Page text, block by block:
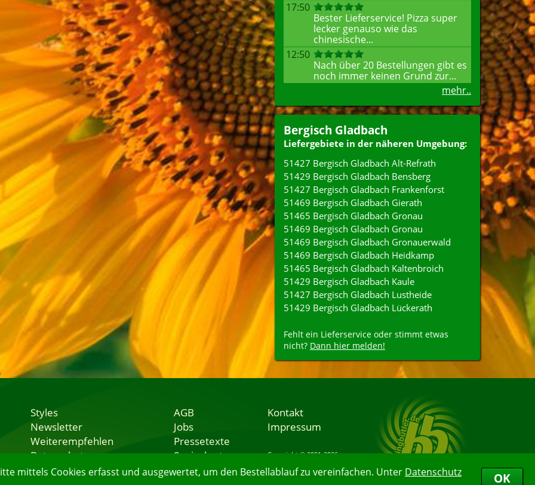
mittels Cookies erfasst und ausgewertet, um den Bestellablauf zu vereinfachen. Unter Datenschutz
OK
17:50
Bester Lieferservice! Pizza super
lecker genauso wie das
chinesische...
12:50
Nach über 20 Bestellungen gibt es
noch immer keinen Grund zur...
mehr..
Bergisch Gladbach
Liefergebiete in der näheren Umgebung:
51427 Bergisch Gladbach Alt-Refrath
51429 Bergisch Gladbach Bensberg
51427 Bergisch Gladbach Frankenforst
51469 Bergisch Gladbach Gierath
51465 Bergisch Gladbach Gronau
51469 Bergisch Gladbach Gronau
51469 Bergisch Gladbach Gronauerwald
51469 Bergisch Gladbach Heidkamp
51465 Bergisch Gladbach Kaltenbroich
51429 Bergisch Gladbach Kaule
51427 Bergisch Gladbach Lustheide
51429 Bergisch Gladbach Lückerath
Fehlt ein Lieferservice oder stimmt etwas
nicht? Dann hier melden!
Styles
Newsletter
Weiterempfehlen
Datenschutz
Nutzungsbedingungen
AGB
Jobs
Pressetexte
Speisekarten
Lieferservice
Kontakt
Impressum
Copyright © 2001-2026
06.08.2026 22:16:58